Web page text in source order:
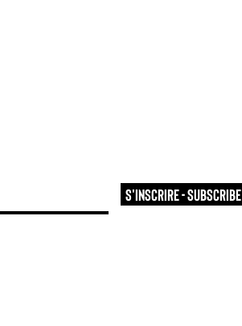
S'inscrire - Subscribe